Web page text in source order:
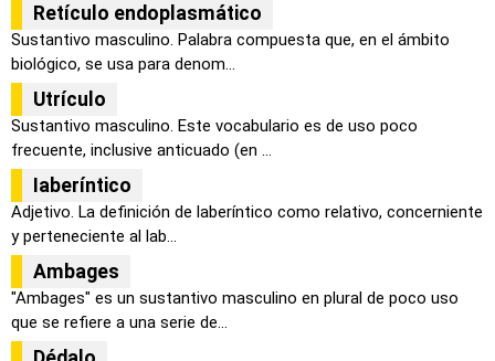
Retículo endoplasmático
Sustantivo masculino. Palabra compuesta que, en el ámbito
biológico, se usa para denom...
Utrículo
Sustantivo masculino. Este vocabulario es de uso poco
frecuente, inclusive anticuado (en ...
Iaberíntico
Adjetivo. La definición de laberíntico como relativo, concerniente
y perteneciente al lab...
Ambages
"Ambages" es un sustantivo masculino en plural de poco uso
que se refiere a una serie de...